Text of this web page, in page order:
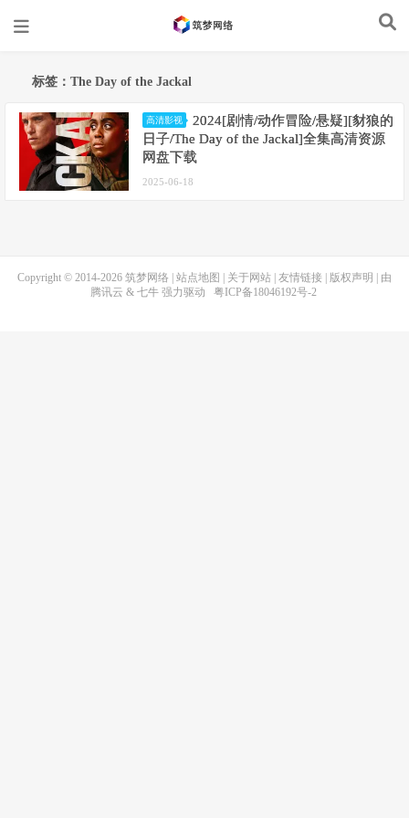
标签：The Day of the Jackal
高清影视
2024[剧情/动作冒险/悬疑][豺狼的
日子/The Day of the Jackal]全集高清资源
网盘下载
2025-06-18
Copyright © 2014-2026 筑梦网络 站点地图 关于网站 友情链接 版权声明
| 由
腾讯云 & 七牛强力驱动 粤ICP备18046192号-2